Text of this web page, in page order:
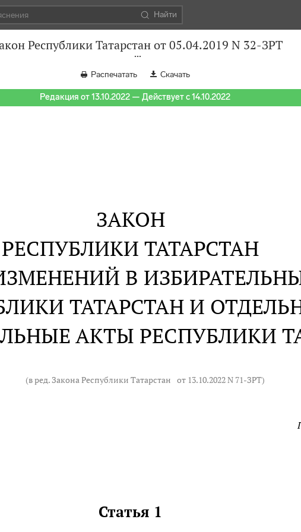
Найти
Республики Татарстан от 05.04.2019 N 32-ЗРТ
Распечатать Скачать
Редакция от 13.10.2022 — Действует с 14.10.2022
ЗАКОН
РЕСПУБЛИКИ ТАТАРСТАН
В
ТАТАРСТАН И
АКТЫ РЕСПУБЛИКИ
(в ред. Закона Республики Татарстан от 13.10.2022 N 71-ЗРТ)
Статья 1